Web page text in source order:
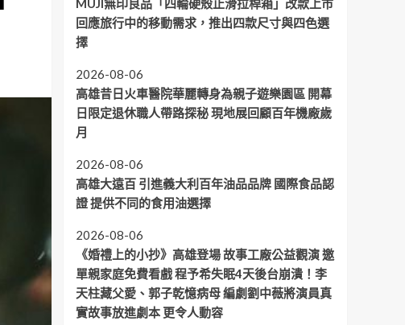
MUJI無印良品「四輪硬殼止滑拉桿箱」改款上市
回應旅行中的移動需求，推出四款尺寸與四色選
擇
2026-08-06
高雄昔日火車醫院華麗轉身為親子遊樂園區 開幕
日限定退休職人帶路探秘 現地展回顧百年機廠歲
月
2026-08-06
高雄大遠百 引進義大利百年油品品牌 國際食品認
證 提供不同的食用油選擇
2026-08-06
《婚禮上的小抄》高雄登場 故事工廠公益觀演 邀
單親家庭免費看戲 程予希失眠4天後台崩潰！李
天柱藏父愛、郭子乾憶病母 編劇劉中薇將演員真
實故事放進劇本 更令人動容